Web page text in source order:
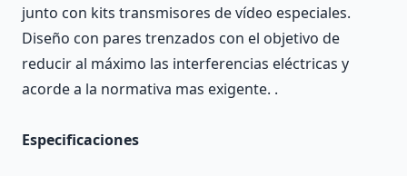
junto con kits transmisores de vídeo especiales.
Diseño con pares trenzados con el objetivo de
reducir al máximo las interferencias eléctricas y
acorde a la normativa mas exigente. .
Especificaciones